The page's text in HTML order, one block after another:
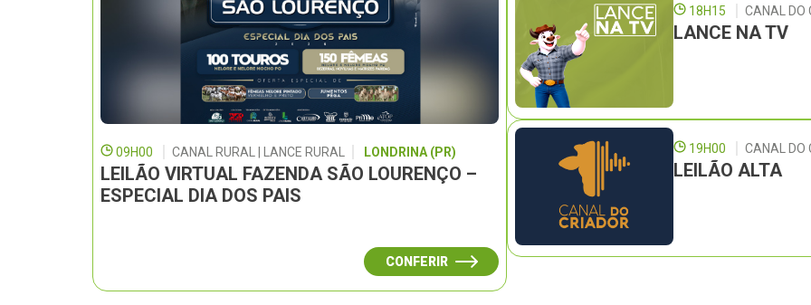
09H00 CANAL RURAL | LANCE RURAL LONDRINA (PR)
LEILÃO VIRTUAL FAZENDA SÃO LOURENÇO –
ESPECIAL DIA DOS PAIS
CONFERIR
18H15 CANAL DO
LANCE NA TV
19H00 CANAL DO
LEILÃO ALTA